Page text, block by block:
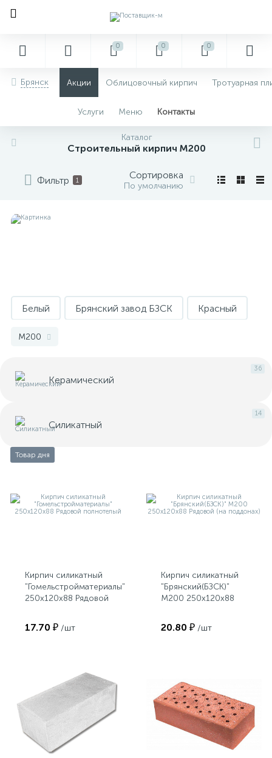
0 0 0
Брянск Акции Облицовочный кирпич Тротуарная
Услуги Меню Контакты
Каталог
Строительный кирпич М200
Фильтр 1 Сортировка
По умолчанию
Белый Брянский завод БЗСК Красный
М125
М200
36
Керамический
14
Силикатный
Товар дня
Кирпич силикатный
"Гомельстройматериалы"
250х120х88 Рядовой
17.70 ₽ /шт
Кирпич силикатный
"Брянский(БЗСК)"
М200 250х120х88
поддонах)
20.80 ₽ /шт